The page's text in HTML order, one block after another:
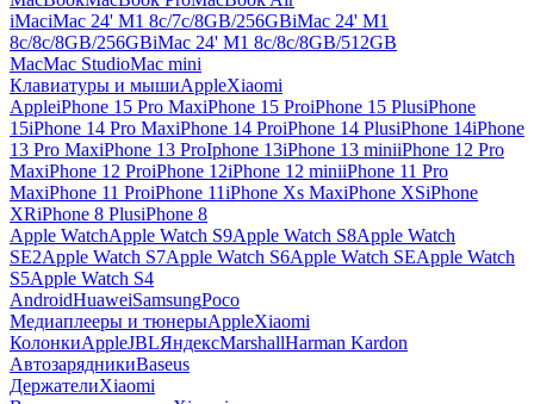
iMaciMac 24' M1 8c/7c/8GB/256GBiMac 24' M1
8c/8c/8GB/256GBiMac 24' M1 8c/8c/8GB/512GB
MacMac StudioMac mini
Клавиатуры и мышиAppleXiaomi
AppleiPhone 15 Pro MaxiPhone 15 ProiPhone 15 PlusiPhone
15iPhone 14 Pro MaxiPhone 14 ProiPhone 14 PlusiPhone 14iPhone
13 Pro MaxiPhone 13 ProIphone 13iPhone 13 miniiPhone 12 Pro
MaxiPhone 12 ProiPhone 12iPhone 12 miniiPhone 11 Pro
MaxiPhone 11 ProiPhone 11iPhone Xs MaxiPhone XSiPhone
XRiPhone 8 PlusiPhone 8
Apple WatchApple Watch S9Apple Watch S8Apple Watch
SE2Apple Watch S7Apple Watch S6Apple Watch SEApple Watch
S5Apple Watch S4
AndroidHuaweiSamsungPoco
Медиаплееры и тюнерыAppleXiaomi
КолонкиAppleJBLЯндексMarshallHarman Kardon
АвтозарядникиBaseus
ДержателиXiaomi